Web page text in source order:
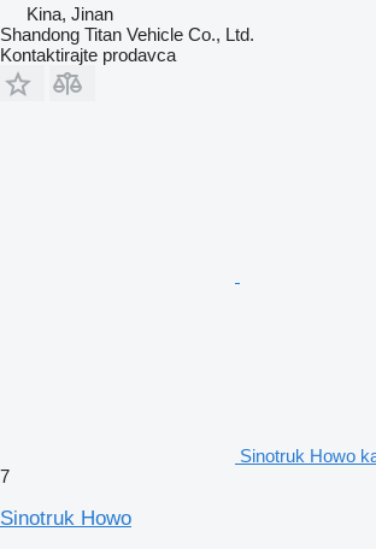
Kina, Jinan
Shandong Titan Vehicle Co., Ltd.
Kontaktirajte prodavca
Sinotruk Howo
7
Sinotruk Howo